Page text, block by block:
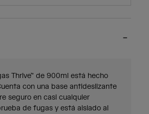
Thrive™ de 900ml está hecho
con una base antideslizante
seguro en casi cualquier
de fugas y está aislado al